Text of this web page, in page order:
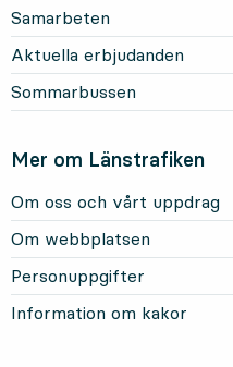
Samarbeten
Aktuella erbjudanden
Sommarbussen
Mer om Länstrafiken
Om oss och vårt uppdrag
Om webbplatsen
Personuppgifter
Information om kakor